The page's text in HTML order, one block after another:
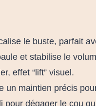
le buste, parfait
et stabilise le
effet “lift” visuel.
un maintien précis
pour dégager le cou